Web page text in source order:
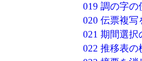
019 調の字の
020 伝票複写
021 期間選
022 推移表の